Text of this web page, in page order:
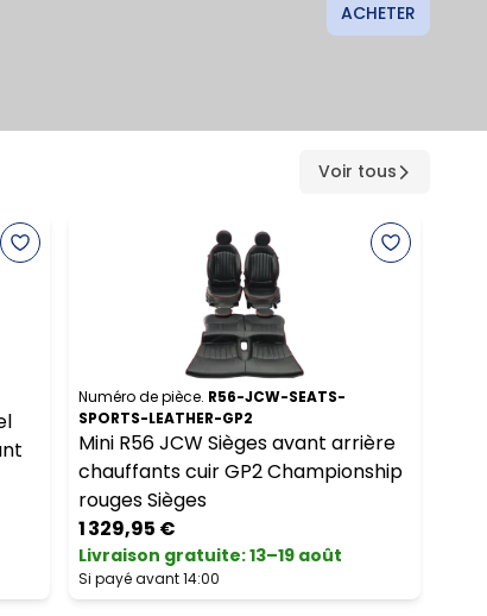
ACHETER
Voir tous
Numéro de pièce. R56-JCW-SEATS-
SPORTS-LEATHER-GP2
Mini R56 JCW Sièges avant arrière
chauffants cuir GP2 Championship
rouges Sièges
1 329,95 €
Livraison gratuite:13–19 août
Si payé avant 14:00